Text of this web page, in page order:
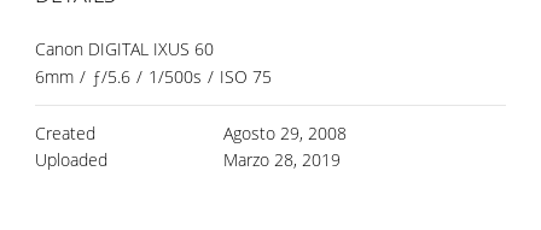
Canon DIGITAL IXUS 60
6mm / ƒ/5.6 / 1/500s / ISO 75
Created
Agosto 29, 2008
Uploaded
Marzo 28, 2019